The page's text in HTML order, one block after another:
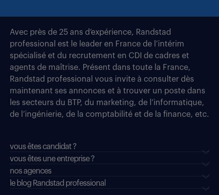
Avec près de 25 ans d’expérience, Randstad
professional est le leader en France de l’intérim
spécialisé et du recrutement en CDI de cadres et
agents de maîtrise. Présent dans toute la France,
Randstad professional vous invite à consulter dès
maintenant ses annonces et à trouver un poste dans
les secteurs du BTP, du marketing, de l’informatique,
de l’ingénierie, de la comptabilité et de la finance, etc.
vous êtes candidat ?
vous êtes une entreprise ?
nos agences
le blog Randstad professional